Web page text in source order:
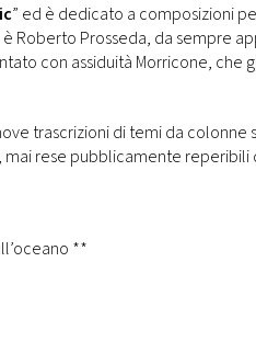
” ed è dedicato a composizioni
Roberto Prosseda, da sempre
con assiduità Morricone, che
trascrizioni di temi da
rese pubblicamente reperibili
sull’oceano **